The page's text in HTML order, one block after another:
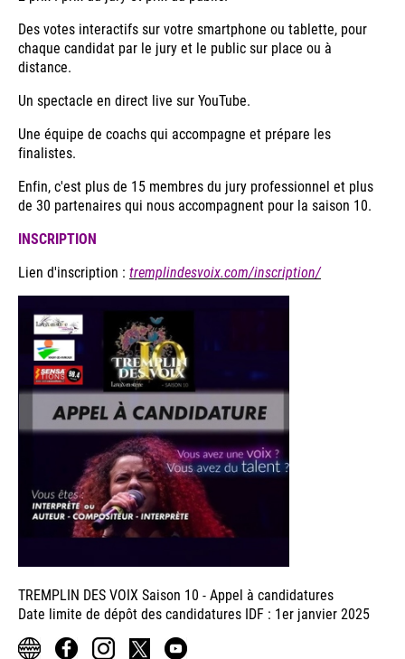
Des votes interactifs sur votre smartphone ou tablette, pour
chaque candidat par le jury et le public sur place ou à
distance.
Un spectacle en direct live sur YouTube.
Une équipe de coachs qui accompagne et prépare les
finalistes.
Enfin, c'est plus de 15 membres du jury professionnel et plus
de 30 partenaires qui nous accompagnent pour la saison 10.
INSCRIPTION
Lien d'inscription : tremplindesvoix.com/inscription/
TREMPLIN DES VOIX Saison 10 - Appel à candidatures
Date limite de dépôt des candidatures IDF : 1er janvier 2025